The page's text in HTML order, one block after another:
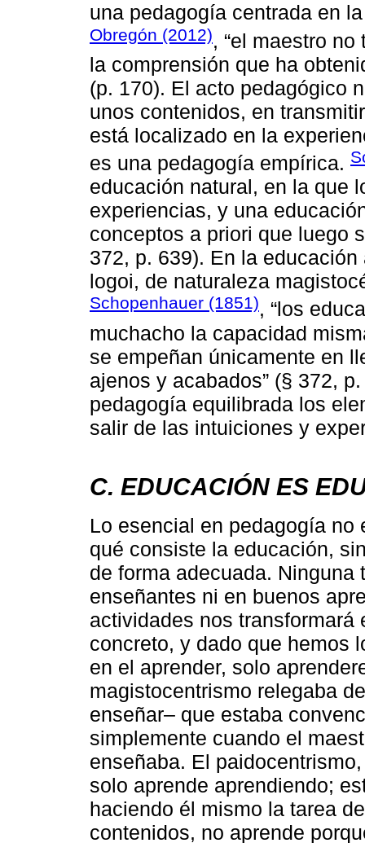
una pedagogía centrada en
Obregón (2012), “el maestro
la comprensión que ha
(p. 170). El acto pedagógico
unos contenidos, en
está localizado en la
es una pedagogía empírica.
educación natural, en la que
experiencias, y una
conceptos a priori que luego
372, p. 639). En la
logoi, de naturaleza
Schopenhauer (1851), “los
muchacho la capacidad
se empeñan únicamente en
ajenos y acabados” (§ 372,
pedagogía equilibrada los
salir de las intuiciones y
C. EDUCACIÓN ES
Lo esencial en pedagogía no
qué consiste la educación,
de forma adecuada.
enseñantes ni en buenos
actividades nos
concreto, y dado que hemos
en el aprender, solo
magistocentrismo relegaba
enseñar– que estaba
simplemente cuando el
enseñaba. El
solo aprende aprendiendo;
haciendo él mismo la tarea
contenidos, no aprende